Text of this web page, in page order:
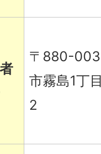
〒880-
市霧島1丁
2